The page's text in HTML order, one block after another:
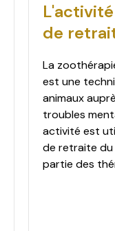
de
La
est une
animaux
troubles
activité est
de retraite du
partie des